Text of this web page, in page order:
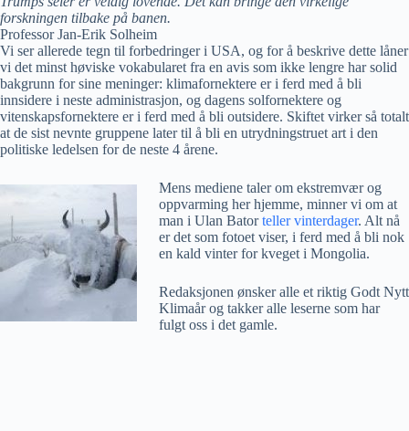
forskningen tilbake på banen.
Professor Jan-Erik Solheim
Vi ser allerede tegn til forbedringer i USA, og for å beskrive dette låner
vi det minst høviske vokabularet fra en avis som ikke lengre har solid
bakgrunn for sine meninger: klimafornektere er i ferd med å bli
innsidere i neste administrasjon, og dagens solfornektere og
vitenskapsfornektere er i ferd med å bli outsidere. Skiftet virker så totalt
at de sist nevnte gruppene later til å bli en utrydningstruet art i den
politiske ledelsen for de neste 4 årene.
Mens mediene taler om ekstremvær og
oppvarming her hjemme, minner vi om at
man i Ulan Batorteller vinterdager. Alt nå
er det som fotoet viser, i ferd med å bli nok
en kald vinter for kveget i Mongolia.
Redaksjonen ønsker alle et riktig Godt Nytt
Klimaår og takker alle leserne som har
fulgt oss i det gamle.